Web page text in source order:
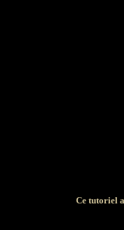
Ce tutoriel